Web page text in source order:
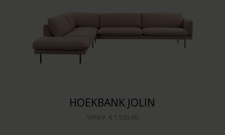
HOEKBANK JOLIN
VANAF € 1.535,00